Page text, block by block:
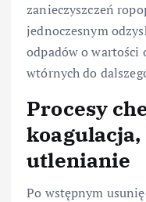
zanieczyszczeń
jednoczesnym
odpadów o wartości
wtórnych do
Procesy
utlenianie
Po wstępnym